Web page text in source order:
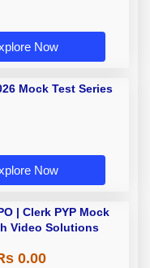
Now
Mock Test Series
Now
| Clerk PYP Mock
Video Solutions
0.00